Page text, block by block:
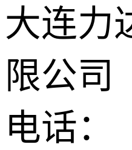
大连力
限公司
电话：